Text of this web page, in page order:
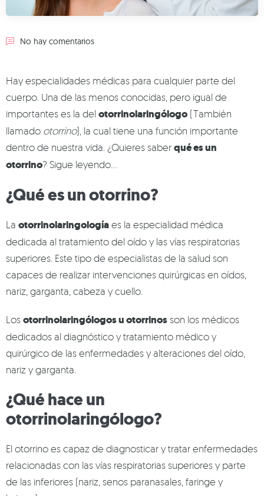
No hay comentarios
Hay especialidades médicas para cualquier parte del
cuerpo. Una de las menos conocidas, pero igual de
importantes es la delotorrinolaringólogo (También
llamado otorrino), la cual tiene una función importante
dentro de nuestra vida. ¿Quieres saberqué es un
otorrino? Sigue leyendo…
¿Qué es un otorrino?
La otorrinolaringologíaes la especialidad médica
dedicada al tratamiento del oído y las vías respiratorias
superiores. Este tipo de especialistas de la salud son
capaces de realizar intervenciones quirúrgicas en oídos,
nariz, garganta, cabeza y cuello.
Losotorrinolaringólogos u otorrinosson los médicos
dedicados al diagnóstico y tratamiento médico y
quirúrgico de las enfermedades y alteraciones del oído,
nariz y garganta.
¿Qué hace un
otorrinolaringólogo?
El otorrino es capaz de diagnosticar y tratar enfermedades
relacionadas con las vías respiratorias superiores y parte
de las inferiores (nariz, senos paranasales, faringe y